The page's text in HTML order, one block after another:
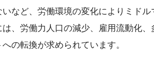
など、労働環境の変化によりミド
、労働力人口の減少、雇用流動化
の転換が求められています。